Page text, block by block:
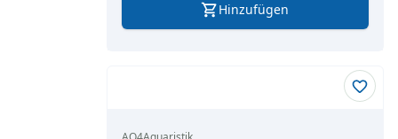
Hinzufügen